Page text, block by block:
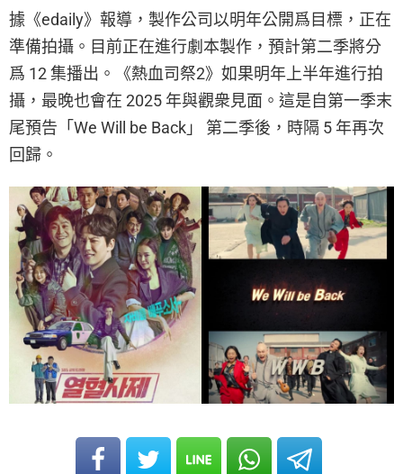
據《edaily》報導，製作公司以明年公開爲目標，正在
準備拍攝。目前正在進行劇本製作，預計第二季將分
爲 12 集播出。《熱血司祭2》如果明年上半年進行拍
攝，最晚也會在 2025 年與觀衆見面。這是自第一季末
尾預告「We Will be Back」 第二季後，時隔 5 年再次
回歸。